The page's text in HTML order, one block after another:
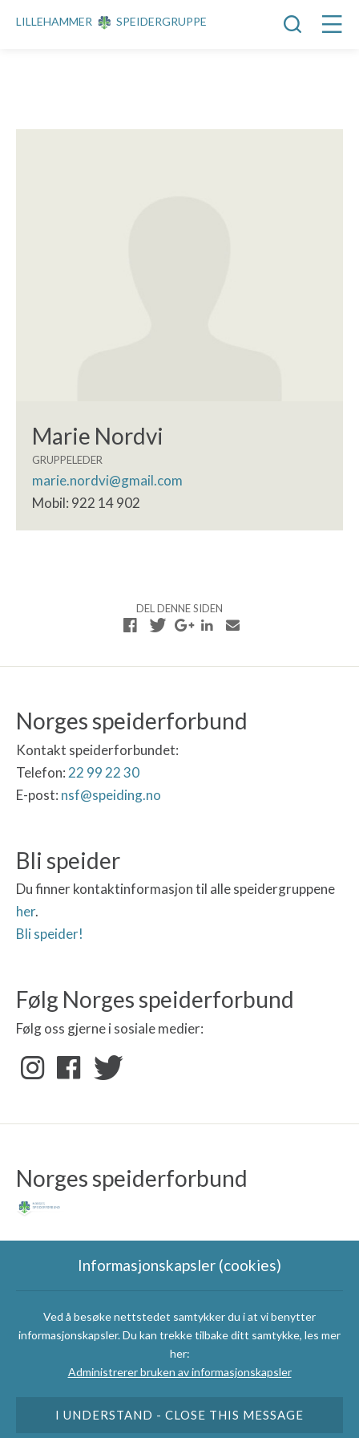
LILLEHAMMER SPEIDERGRUPPE
Marie Nordvi
GRUPPELEDER
marie.nordvi@gmail.com
Mobil: 922 14 902
DEL DENNE SIDEN
Norges speiderforbund
Kontakt speiderforbundet:
Telefon: 22 99 22 30
E-post: nsf@speiding.no
Bli speider
Du finner kontaktinformasjon til alle speidergruppene
her.
Bli speider!
Følg Norges speiderforbund
Følg oss gjerne i sosiale medier:
Norges speiderforbund
Speidergruppas
samarbeidspartnere
Informasjonskapsler (cookies)
Ved å besøke nettstedet samtykker du i at vi benytter
informasjonskapsler. Du kan trekke tilbake ditt samtykke, les mer
her:
Administrerer bruken av informasjonskapsler
I UNDERSTAND - CLOSE THIS MESSAGE